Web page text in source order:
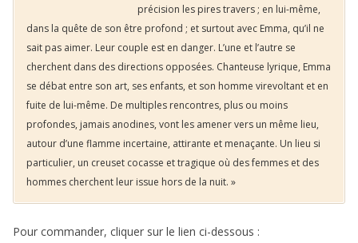
précision les pires travers ; en lui-même,
dans la quête de son être profond ; et surtout avec Emma, qu’il ne
sait pas aimer. Leur couple est en danger. L’une et l’autre se
cherchent dans des directions opposées. Chanteuse lyrique, Emma
se débat entre son art, ses enfants, et son homme virevoltant et en
fuite de lui-même. De multiples rencontres, plus ou moins
profondes, jamais anodines, vont les amener vers un même lieu,
autour d’une flamme incertaine, attirante et menaçante. Un lieu si
particulier, un creuset cocasse et tragique où des femmes et des
hommes cherchent leur issue hors de la nuit. »
Pour commander, cliquer sur le lien ci-dessous :